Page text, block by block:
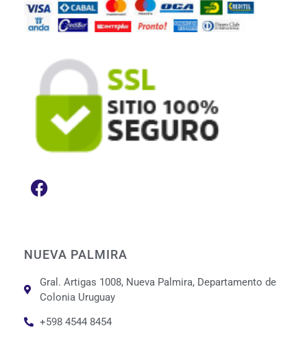
NUEVA PALMIRA
Gral. Artigas 1008, Nueva Palmira, Departamento de
Colonia Uruguay
+598 4544 8454